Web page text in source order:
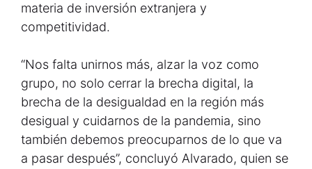
materia de inversión extranjera y
competitividad.
“Nos falta unirnos más, alzar la voz como
grupo, no solo cerrar la brecha digital, la
brecha de la desigualdad en la región más
desigual y cuidarnos de la pandemia, sino
también debemos preocuparnos de lo que va
a pasar después”, concluyó Alvarado, quien se